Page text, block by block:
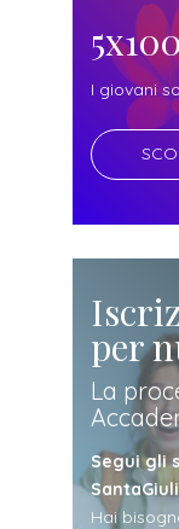
di
I giovani
per
La
Segui gli
Hai